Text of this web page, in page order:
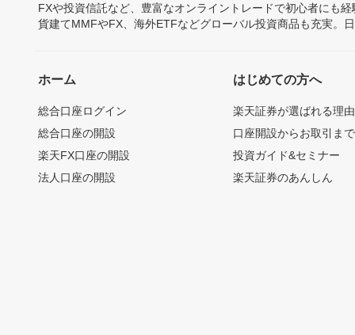
FXや投資信託など、豊富なオンライントレードで初心者にも
貨建てMMFやFX、海外ETFなどグローバル投資商品も充実。
ホーム
総合口座ログイン
総合口座の開設
楽天FX口座の開設
法人口座の開設
はじめての方へ
楽天証券が選ばれる理由
口座開設からお取引ま
投資ガイド&セミナー
楽天証券のあんしん